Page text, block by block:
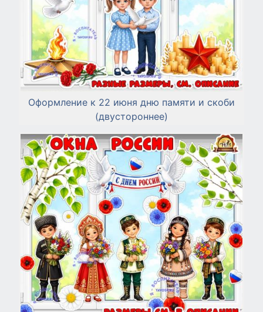
Оформление к 22 июня дню памяти и скоби
(двустороннее)